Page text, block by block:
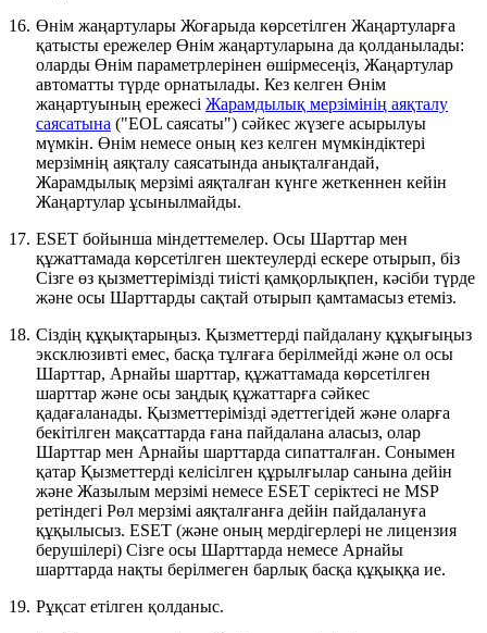
16. Өнім жаңартулары Жоғарыда көрсетілген Жаңартуларға
қатысты ережелер Өнім жаңартуларына да қолданылады:
оларды Өнім параметрлерінен өшірмесеңіз, Жаңартулар
автоматты түрде орнатылады. Кез келген Өнім
жаңартуының ережесі Жарамдылық мерзімінің аяқталу
саясатына ("EOL саясаты") сәйкес жүзеге асырылуы
мүмкін. Өнім немесе оның кез келген мүмкіндіктері
мерзімнің аяқталу саясатында анықталғандай,
Жарамдылық мерзімі аяқталған күнге жеткеннен кейін
Жаңартулар ұсынылмайды.
17. ESET бойынша міндеттемелер. Осы Шарттар мен
құжаттамада көрсетілген шектеулерді ескере отырып, біз
Сізге өз қызметтерімізді тиісті қамқорлықпен, кәсіби түрде
және осы Шарттарды сақтай отырып қамтамасыз етеміз.
18. Сіздің құқықтарыңыз. Қызметтерді пайдалану құқығыңыз
эксклюзивті емес, басқа тұлғаға берілмейді және ол осы
Шарттар, Арнайы шарттар, құжаттамада көрсетілген
шарттар және осы заңдық құжаттарға сәйкес
қадағаланады. Қызметтерімізді әдеттегідей және оларға
бекітілген мақсаттарда ғана пайдалана аласыз, олар
Шарттар мен Арнайы шарттарда сипатталған. Сонымен
қатар Қызметтерді келісілген құрылғылар санына дейін
және Жазылым мерзімі немесе ESET серіктесі не MSP
ретіндегі Рөл мерзімі аяқталғанға дейін пайдалануға
құқылысыз. ESET (және оның мердігерлері не лицензия
берушілері) Сізге осы Шарттарда немесе Арнайы
шарттарда нақты берілмеген барлық басқа құқыққа ие.
19. Рұқсат етілген қолданыс.